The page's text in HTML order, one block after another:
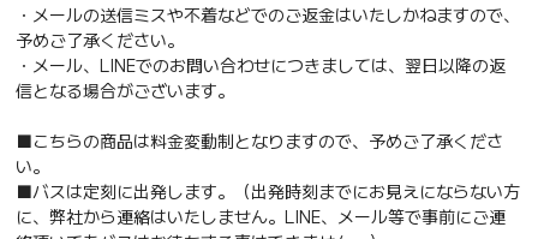
・メールの送信ミスや不着などでのご返金はいたしかねますので、
予めご了承ください。
・メール、LINEでのお問い合わせにつきましては、翌日以降の返
信となる場合がございます。
■こちらの商品は料金変動制となりますので、予めご了承くださ
い。
■バスは定刻に出発します。（出発時刻までにお見えにならない方
に、弊社から連絡はいたしません。LINE、メール等で事前にご連